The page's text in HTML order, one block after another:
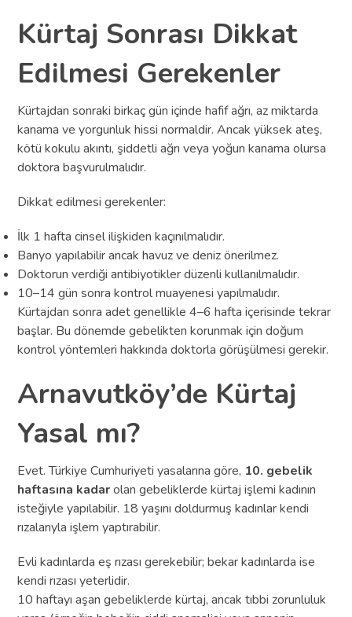
Kürtaj Sonrası Dikkat
Edilmesi Gerekenler
Kürtajdan sonraki birkaç gün içinde hafif ağrı, az miktarda
kanama ve yorgunluk hissi normaldir. Ancak yüksek ateş,
kötü kokulu akıntı, şiddetli ağrı veya yoğun kanama olursa
doktora başvurulmalıdır.
Dikkat edilmesi gerekenler:
İlk 1 hafta cinsel ilişkiden kaçınılmalıdır.
Banyo yapılabilir ancak havuz ve deniz önerilmez.
Doktorun verdiği antibiyotikler düzenli kullanılmalıdır.
10–14 gün sonra kontrol muayenesi yapılmalıdır.
Kürtajdan sonra adet genellikle 4–6 hafta içerisinde tekrar
başlar. Bu dönemde gebelikten korunmak için doğum
kontrol yöntemleri hakkında doktorla görüşülmesi gerekir.
Arnavutköy’de Kürtaj
Yasal mı?
Evet. Türkiye Cumhuriyeti yasalarına göre, 10. gebelik
haftasına kadarolan gebeliklerde kürtaj işlemi kadının
isteğiyle yapılabilir. 18 yaşını doldurmuş kadınlar kendi
rızalarıyla işlem yaptırabilir.
Evli kadınlarda eş rızası gerekebilir; bekar kadınlarda ise
kendi rızası yeterlidir.
10 haftayı aşan gebeliklerde kürtaj, ancak tıbbi zorunluluk